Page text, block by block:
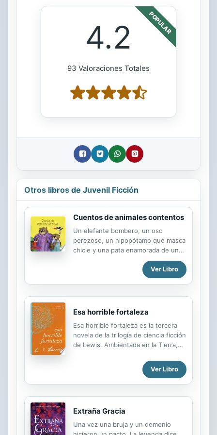
POPULAR
4.2
93 Valoraciones Totales
Otros libros de Juvenil Ficción
Cuentos de animales contentos
Un elefante bombero, un oso
perezoso, un hipopótamo que masca
chicle y una pata enamorada de un
pato malo se reúnen en este libro,
que con sus divertidas aventuras y
alegres ilustraciones le mostrarán a
importantes de la vida.
Ver Libro
Esa horrible fortaleza
Esa horrible fortaleza es la tercera
novela de la trilogía de ciencia ficción
de Lewis. Ambientada en la Tierra,
contra la humanidad. La historia
rodea a Mark y Jane Studdock, una
pareja recién casada. Mark es un
que pretende controlar toda la vida
humana. Jane, por su parte, tiene
extraños sueños proféticos sobre un
Ver Libro
Extraña Gracia
Una vez una bruja y un demonio